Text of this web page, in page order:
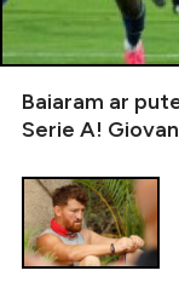
Baiaram ar
Serie A!